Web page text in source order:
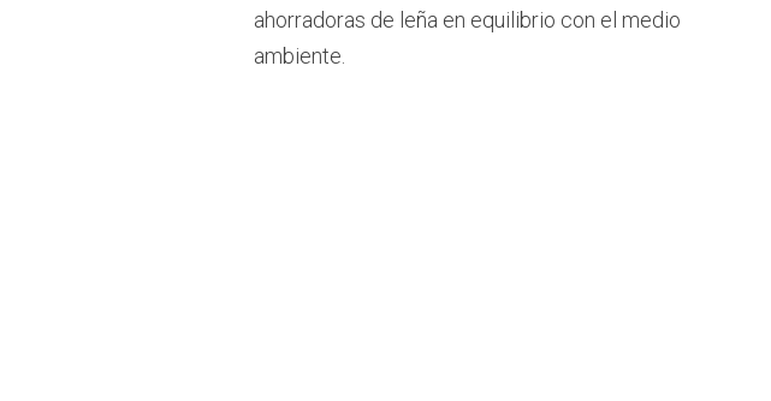
ahorradoras de leña en equilibrio con el medio
ambiente.